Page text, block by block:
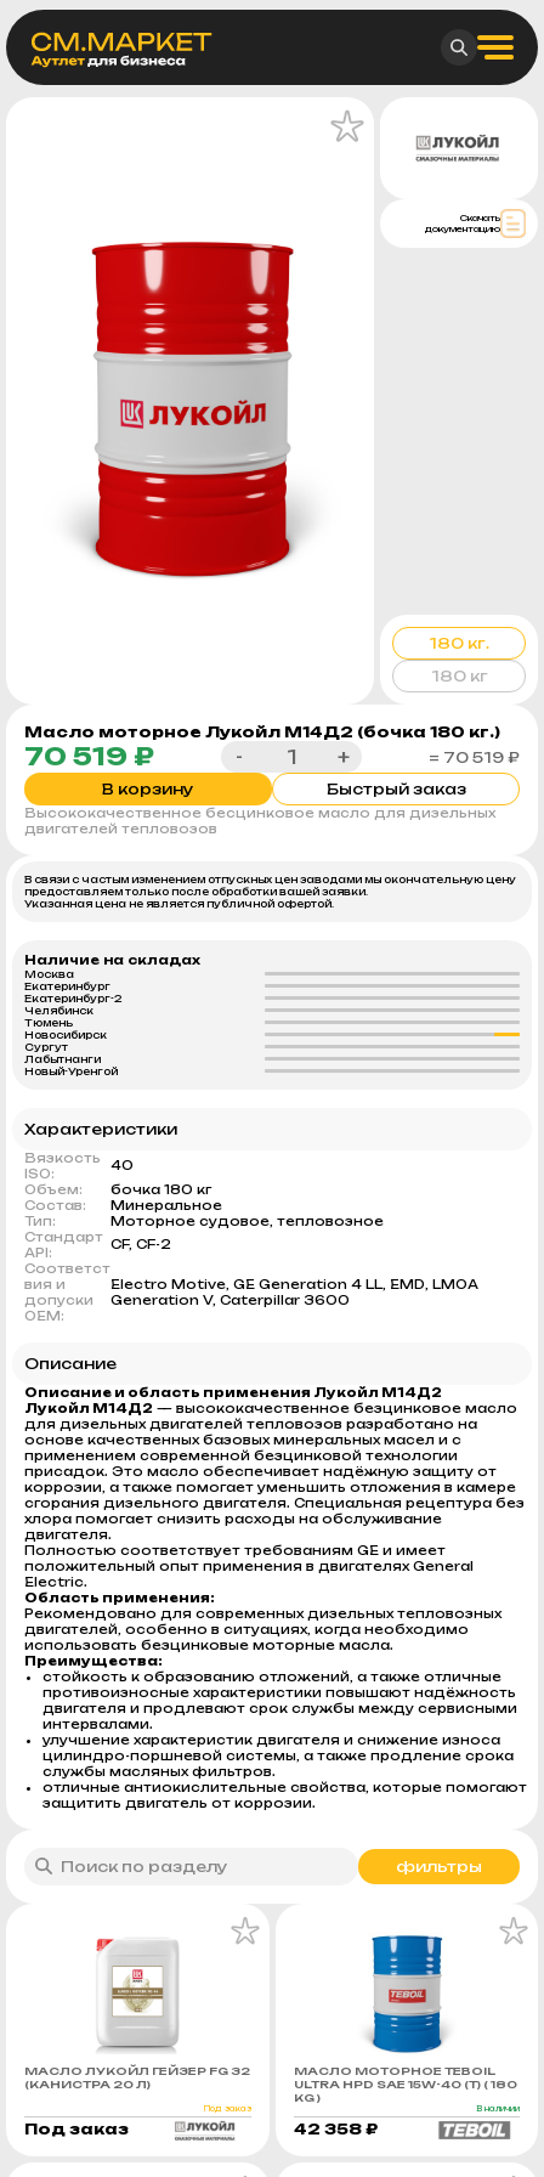
Масло моторное Лукойл М14Д2 (бочка 180 кг.)
70 519 ₽ - +
= 70 519 ₽
В корзину
Быстрый заказ
Высококачественное бесцинковое масло для дизельных
двигателей тепловозов
Скачать
документацию
180 кг.
180 кг
В связи с частым изменением отпускных цен заводами мы окончательную цену
предоставляем только после обработки вашей заявки.
Указанная цена не является публичной офертой.
Наличие на складах
Москва
Екатеринбург
Екатеринбург-2
Челябинск
Тюмень
Новосибирск
Сургут
Лабытнанги
Новый-Уренгой
Характеристики
Вязкость
ISO:
40
Объем:
бочка 180 кг
Состав:
Минеральное
Тип:
Моторное судовое, тепловозное
Стандарт
API:
CF, CF-2
Соответст
вия и
допуски
OEM:
Electro Motive, GE Generation 4 LL, EMD, LMOA
Generation V, Caterpillar 3600
Описание
Описание и область применения Лукойл М14Д2
Лукойл М14Д2 — высококачественное безцинковое масло
для дизельных двигателей тепловозов разработано на
основе качественных базовых минеральных масел и с
применением современной безцинковой технологии
присадок. Это масло обеспечивает надёжную защиту от
коррозии, а также помогает уменьшить отложения в камере
сгорания дизельного двигателя. Специальная рецептура без
хлора помогает снизить расходы на обслуживание
двигателя.
Полностью соответствует требованиям GE и имеет
положительный опыт применения в двигателях General
Electric.
Область применения:
Рекомендовано для современных дизельных тепловозных
двигателей, особенно в ситуациях, когда необходимо
использовать безцинковые моторные масла.
Преимущества:
стойкость к образованию отложений, а также отличные
противоизносные характеристики повышают надёжность
двигателя и продлевают срок службы между сервисными
интервалами.
улучшение характеристик двигателя и снижение износа
цилиндро-поршневой системы, а также продление срока
службы масляных фильтров.
отличные антиокислительные свойства, которые помогают
защитить двигатель от коррозии.
фильтры
МАСЛО ЛУКОЙЛ ГЕЙЗЕР FG 32
(КАНИСТРА 20 Л)
Под заказ
Под заказ
МАСЛО МОТОРНОЕ TEBOIL
ULTRA HPD SAE 15W-40 (Т) ( 180
KG )
В наличии
42 358 ₽